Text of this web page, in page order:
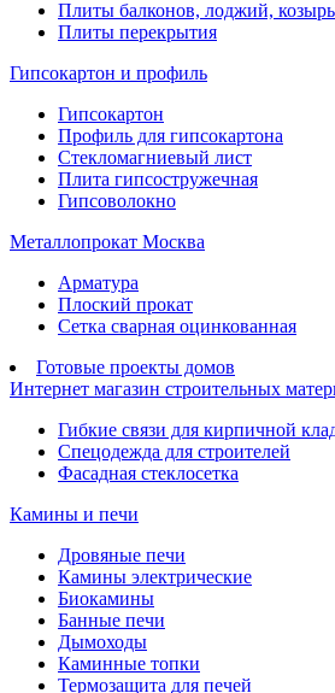
Плиты балконов, лоджий,
Плиты перекрытия
Гипсокартон и профиль
Гипсокартон
Профиль для гипсокартона
Стекломагниевый лист
Плита гипсостружечная
Гипсоволокно
Металлопрокат Москва
Арматура
Плоский прокат
Сетка сварная оцинкованная
Готовые проекты домов
Интернет магазин строительных
Гибкие связи для кирпичной
Спецодежда для строителей
Фасадная стеклосетка
Камины и печи
Дровяные печи
Камины электрические
Биокамины
Банные печи
Дымоходы
Каминные топки
Термозащита для печей